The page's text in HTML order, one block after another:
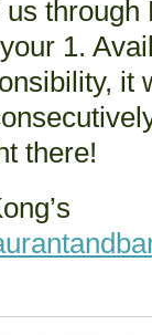
1.
it
there!